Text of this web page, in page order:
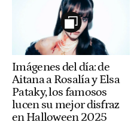
Imágenes del día: de
Aitana a Rosalía y Elsa
Pataky, los famosos
lucen su mejor disfraz
en Halloween 2025